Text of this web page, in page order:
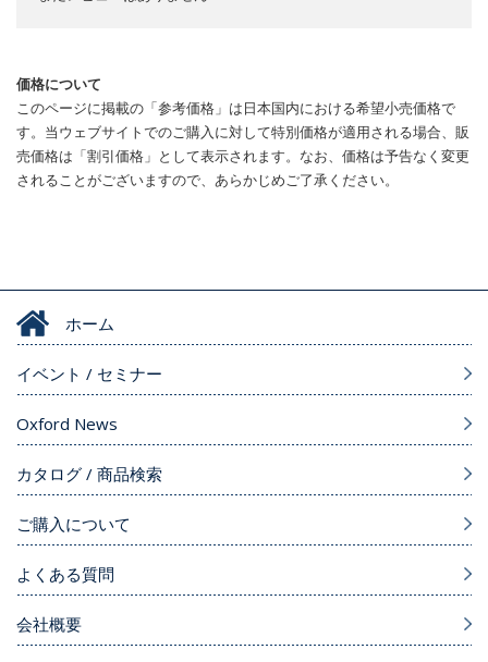
価格について
このページに掲載の「参考価格」は日本国内における希望小売価格で
す。当ウェブサイトでのご購入に対して特別価格が適用される場合、販
売価格は「割引価格」として表示されます。なお、価格は予告なく変更
されることがございますので、あらかじめご了承ください。
ホーム
イベント / セミナー
Oxford News
カタログ / 商品検索
ご購入について
よくある質問
会社概要